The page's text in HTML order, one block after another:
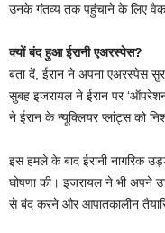
उनके गंतव्य तक पहुंचाने के लिए
क्यों बंद हुआ ईरानी एअरस्पेस?
बता दें, ईरान ने अपना एअरस्पेस
सुबह इजरायल ने ईरान पर
ने ईरान के न्यूक्लियर प्लांट्स को
इस हमले के बाद ईरानी नागरिक
घोषणा की। इजरायल ने भी अपने
से बंद करने और आपातकालीन